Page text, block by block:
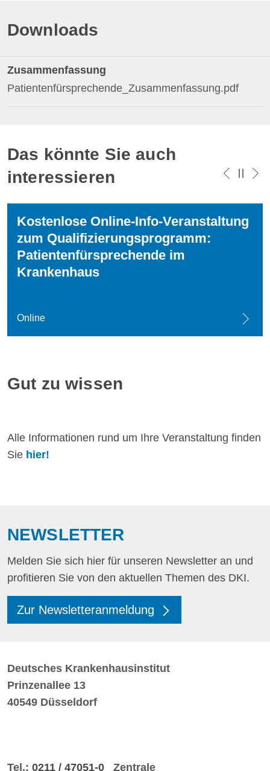
Downloads
Zusammenfassung
Patientenfürsprechende_Zusammenfassung.pdf
Das könnte Sie auch
interessieren
Kostenlose Online-Info-Veranstaltung
zum Qualifizierungsprogramm:
Patientenfürsprechende im
Krankenhaus
Online
Gut zu wissen
Alle Informationen rund um Ihre Veranstaltung finden
Sie hier!
NEWSLETTER
Melden Sie sich hier für unseren Newsletter an und
profitieren Sie von den aktuellen Themen des DKI.
Zur Newsletteranmeldung
Deutsches Krankenhausinstitut
Prinzenallee 13
40549 Düsseldorf
Tel.: 0211 / 47051-0 Zentrale